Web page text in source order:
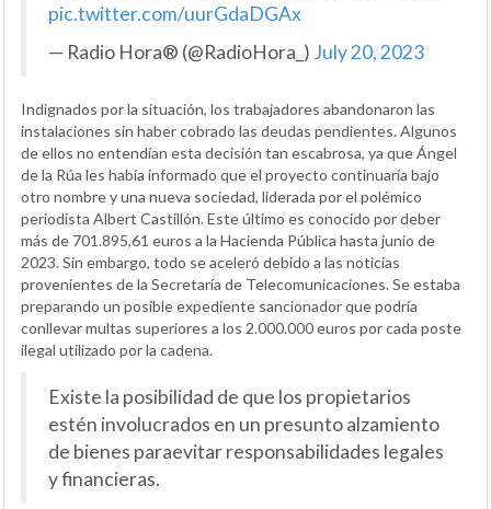
pic.twitter.com/uurGdaDGAx
— Radio Hora® (@RadioHora_) July 20, 2023
Indignados por la situación, los trabajadores abandonaron las
instalaciones sin haber cobrado las deudas pendientes. Algunos
de ellos no entendían esta decisión tan escabrosa, ya que Ángel
de la Rúa les había informado que el proyecto continuaría bajo
otro nombre y una nueva sociedad, liderada por el polémico
periodista Albert Castillón. Este último es conocido por deber
más de 701.895,61 euros a la Hacienda Pública hasta junio de
2023. Sin embargo, todo se aceleró debido a las noticias
provenientes de la Secretaría de Telecomunicaciones. Se estaba
preparando un posible expediente sancionador que podría
conllevar multas superiores a los 2.000.000 euros por cada poste
ilegal utilizado por la cadena.
Existe la posibilidad de que los propietarios
estén involucrados en un presunto alzamiento
de bienes paraevitar responsabilidades legales
y financieras.